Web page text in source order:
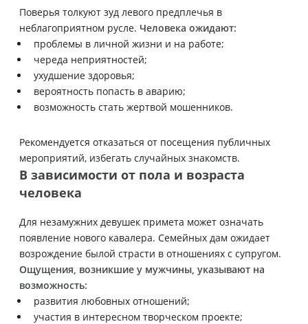
Поверья толкуют зуд левого предплечья в
неблагоприятном русле. Человека ожидают:
проблемы в личной жизни и на работе;
череда неприятностей;
ухудшение здоровья;
вероятность попасть в аварию;
возможность стать жертвой мошенников.
Рекомендуется отказаться от посещения публичных
мероприятий, избегать случайных знакомств.
В зависимости от пола и возраста
человека
Для незамужних девушек примета может означать
появление нового кавалера. Семейных дам ожидает
возрождение былой страсти в отношениях с супругом.
Ощущения, возникшие у мужчины, указывают на
возможность:
развития любовных отношений;
участия в интересном творческом проекте;